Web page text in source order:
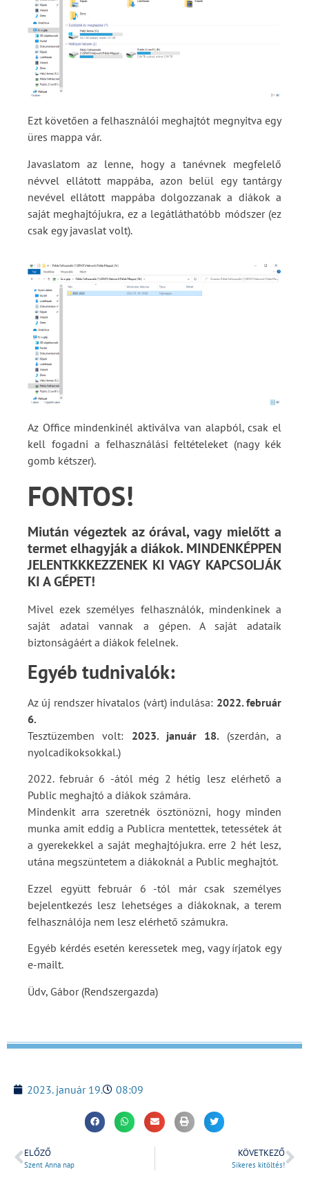
Ezt követően a felhasználói meghajtót megnyitva egy
üres mappa vár.
Javaslatom az lenne, hogy a tanévnek megfelelő
névvel ellátott mappába, azon belül egy tantárgy
nevével ellátott mappába dolgozzanak a diákok a
saját meghajtójukra, ez a legátláthatóbb módszer (ez
csak egy javaslat volt).
Az Office mindenkinél aktiválva van alapból, csak el
kell fogadni a felhasználási feltételeket (nagy kék
gomb kétszer).
FONTOS!
Miután végeztek az órával, vagy mielőtt a
termet elhagyják a diákok. MINDENKÉPPEN
JELENTKKKEZZENEK KI VAGY KAPCSOLJÁK
KI A GÉPET!
Mivel ezek személyes felhasználók, mindenkinek a
saját adatai vannak a gépen. A saját adataik
biztonságáért a diákok felelnek.
Egyéb tudnivalók:
Az új rendszer hivatalos (várt) indulása: 2022. február
6.
Tesztüzemben volt: 2023. január 18. (szerdán, a
nyolcadikoksokkal.)
2022. február 6 -ától még 2 hétig lesz elérhető a
Public meghajtó a diákok számára.
Mindenkit arra szeretnék ösztönözni, hogy minden
munka amit eddig a Publicra mentettek, tetessétek át
a gyerekekkel a saját meghajtójukra. erre 2 hét lesz,
utána megszüntetem a diákoknál a Public meghajtót.
Ezzel együtt február 6 -tól már csak személyes
bejelentkezés lesz lehetséges a diákoknak, a terem
felhasználója nem lesz elérhető számukra.
Egyéb kérdés esetén keressetek meg, vagy írjatok egy
e-mailt.
Üdv, Gábor (Rendszergazda)
2023. január 19. 08:09
ELŐZŐ
Szent Anna nap
KÖVETKEZŐ
Sikeres kitöltés!